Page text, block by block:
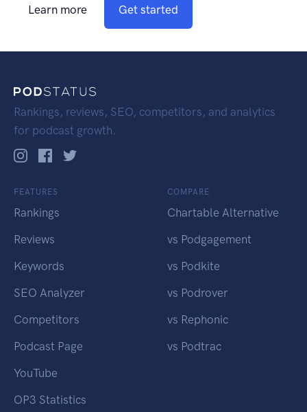
Learn more Get started
Rankings, reviews, SEO, competitors, and analytics
for podcast growth.
FEATURES
Rankings
Reviews
Keywords
SEO Analyzer
Competitors
Podcast Page
YouTube
OP3 Statistics
COMPARE
Chartable Alternative
vs Podgagement
vs Podkite
vs Podrover
vs Rephonic
vs Podtrac